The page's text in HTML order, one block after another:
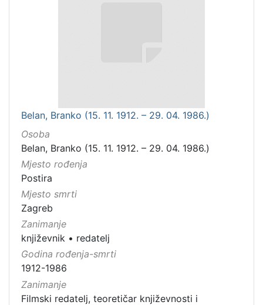
Belan, Branko (15. 11. 1912. – 29. 04. 1986.)
Osoba
Belan, Branko (15. 11. 1912. – 29. 04. 1986.)
Mjesto rođenja
Postira
Mjesto smrti
Zagreb
Zanimanje
književnik • redatelj
Godina rođenja-smrti
1912-1986
Zanimanje
Filmski redatelj, teoretičar književnosti i